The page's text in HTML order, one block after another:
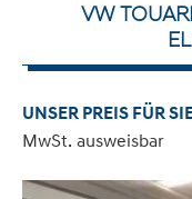
VW
UNSER PREIS FÜR
MwSt. ausweisbar